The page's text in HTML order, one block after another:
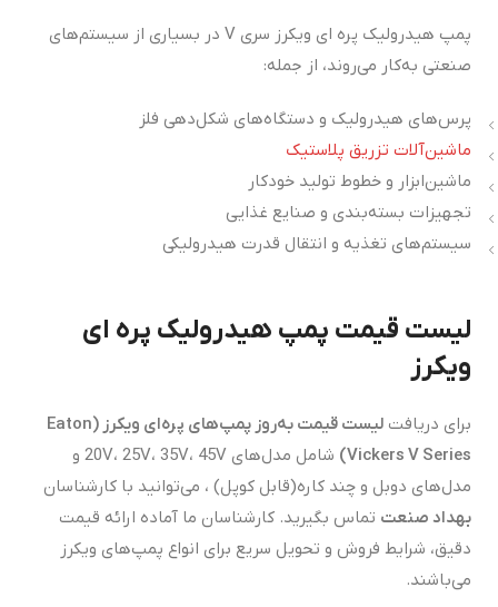
پمپ هیدرولیک پره ای ویکرز سری V در بسیاری از سیستم‌های
صنعتی به‌کار می‌روند، از جمله:
پرس‌های هیدرولیک و دستگاه‌های شکل‌دهی فلز
ماشین‌آلات تزریق پلاستیک
ماشین‌ابزار و خطوط تولید خودکار
تجهیزات بسته‌بندی و صنایع غذایی
سیستم‌های تغذیه و انتقال قدرت هیدرولیکی
لیست قیمت پمپ هیدرولیک پره ای
ویکرز
برای دریافت لیست قیمت به‌روز پمپ‌های پره‌ای ویکرز
(Eaton
Vickers V Series)
شامل مدل‌های 20V، 25V، 35V، 45V و
مدل‌های دوبل و چند کاره(قابل کوپل) ، می‌توانید با کارشناسان
بهداد صنعت تماس بگیرید. کارشناسان ما آماده ارائه قیمت
دقیق، شرایط فروش و تحویل سریع برای انواع پمپ‌های ویکرز
می‌باشند.